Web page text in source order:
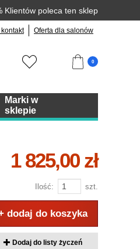
Klientów poleca ten sklep
kontakt Oferta dla salonów
0
Marki w
sklepie
1 825,00 zł
Ilość: szt.
dodaj do koszyka
Dodaj do listy życzeń